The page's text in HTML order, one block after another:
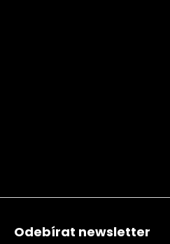
Zápatí
Odebírat newsletter